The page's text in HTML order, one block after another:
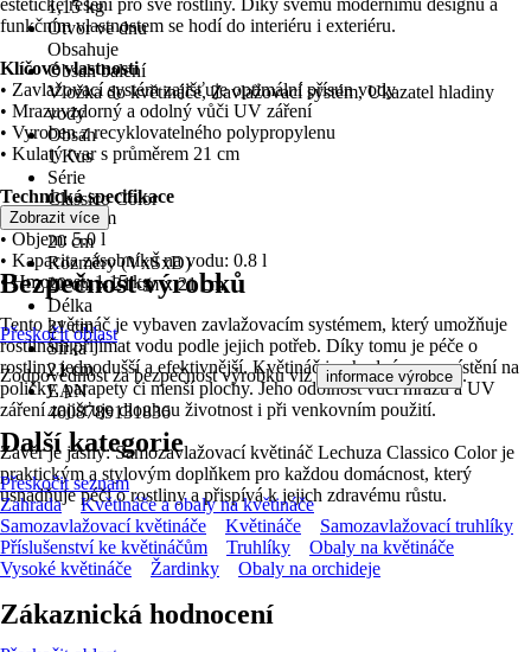
1,15 kg
Otvor ve dnu
Obsahuje
Obsah balení
Vložka do květináče, Zavlažovací systém, Ukazatel hladiny
vody
Obsah
1 Kus
Série
Classico Color
Výška
20 cm
Rozměry (VxŠxD)
20 cm x 21 cm x 21 cm
Délka
21 cm
Šířka
21 cm
EAN
4008789131836
estetické řešení pro své rostliny. Díky svému modernímu designu a
funkčním vlastnostem se hodí do interiéru i exteriéru.
Klíčové vlastnosti
• Zavlažovací systém zajišťuje optimální přísun vody
• Mrazuvzdorný a odolný vůči UV záření
• Vyroben z recyklovatelného polypropylenu
• Kulatý tvar s průměrem 21 cm
Technická specifikace
• Výška: 20 cm
• Objem: 5.0 l
• Kapacita zásobníku na vodu: 0.8 l
• Hmotnost: 1.15 kg
Tento květináč je vybaven zavlažovacím systémem, který umožňuje
rostlinám přijímat vodu podle jejich potřeb. Díky tomu je péče o
rostliny jednodušší a efektivnější. Květináč je vhodný pro umístění na
poličky, parapety či menší plochy. Jeho odolnost vůči mrazu a UV
záření zajišťuje dlouhou životnost i při venkovním použití.
Závěr je jasný: Samozavlažovací květináč Lechuza Classico Color je
praktickým a stylovým doplňkem pro každou domácnost, který
usnadňuje péči o rostliny a přispívá k jejich zdravému růstu.
Zobrazit více
Bezpečnost výrobků
Přeskočit oblast
Zodpovědnost za bezpečnost výrobku viz informace výrobce .
Další kategorie
Přeskočit seznam
Zahrada
Květináče a obaly na květináče
Samozavlažovací květináče
Květináče
Samozavlažovací truhlíky
Příslušenství ke květináčům
Truhlíky
Obaly na květináče
Vysoké květináče
Žardinky Obaly na orchideje
Zákaznická hodnocení